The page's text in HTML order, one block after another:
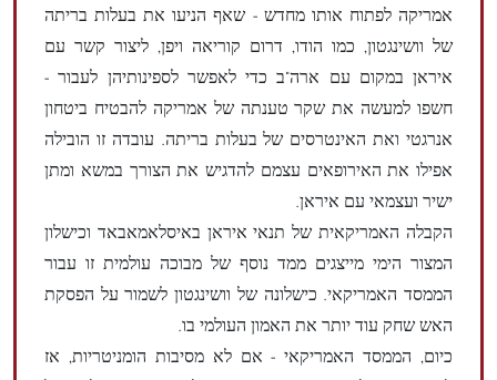
אמריקה לפתוח אותו מחדש - שאף הניעו את בעלות בריתה
של וושינגטון, כמו הודו, דרום קוריאה ויפן, ליצור קשר עם
איראן במקום עם ארה"ב כדי לאפשר לספינותיהן לעבור -
חשפו למעשה את שקר טענתה של אמריקה להבטיח ביטחון
אנרגטי ואת האינטרסים של בעלות בריתה. עובדה זו הובילה
אפילו את האירופאים עצמם להדגיש את הצורך במשא ומתן
ישיר ועצמאי עם איראן.
הקבלה האמריקאית של תנאי איראן באיסלאמאבאד וכישלון
המצור הימי מייצגים ממד נוסף של מבוכה עולמית זו עבור
הממסד האמריקאי. כישלונה של וושינגטון לשמור על הפסקת
האש שחק עוד יותר את האמון העולמי בו.
כיום, הממסד האמריקאי - אם לא מסיבות הומניטריות, אז